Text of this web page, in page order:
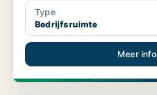
Type
Bedrijfsruimte
Meer info